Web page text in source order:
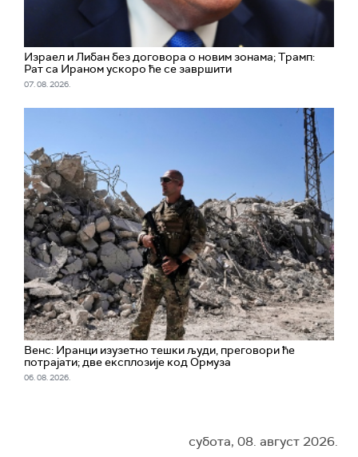
Израел и Либан без договора о новим зонама; Трамп:
Рат са Ираном ускоро ће се завршити
07. 08. 2026.
Венс: Иранци изузетно тешки људи, преговори ће
потрајати; две експлозије код Ормуза
06. 08. 2026.
субота, 08. август 2026.